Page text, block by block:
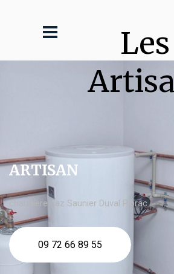
Les
ARTISAN
chaudière gaz Saunier Duval Pibrac
09 72 66 89 55